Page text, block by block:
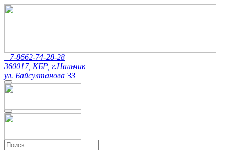
+7-8662-74-28-28
360017, КБР, г.Нальчик
ул. Байсултанова 33